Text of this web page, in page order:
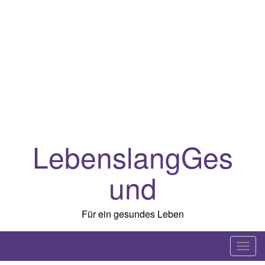
LebenslangGes
und
Für ein gesundes Leben
T